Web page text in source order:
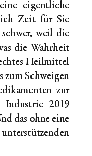
eigentliche
Zeit für Sie
weil die
die Wahrheit
Heilmittel
zum Schweigen
zur
Industrie 2019
das ohne eine